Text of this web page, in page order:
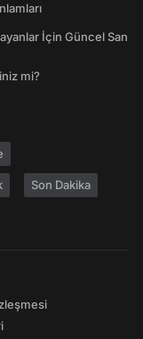
İçin Güncel San
mi?
Son Dakika